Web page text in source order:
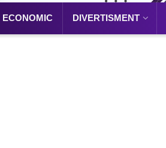
ECONOMIC DIVERTISMENT